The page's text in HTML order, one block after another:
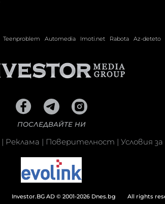
Teenproblem Automedia Imoti.net Rabota Az-deteto
ПОСЛЕДВАЙТЕ НИ
| Реклама | Поверителност | Условия
Investor.BG AD © 2001-2026 Dnes.bg All rights